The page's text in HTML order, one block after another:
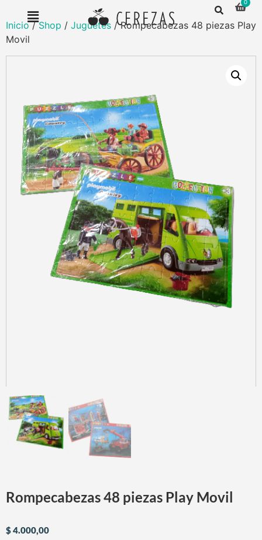
Inicio/Shop / Juguetes / Rompecabezas 48 piezas Play
Movil
Rompecabezas 48 piezas Play Movil
$4.000,00